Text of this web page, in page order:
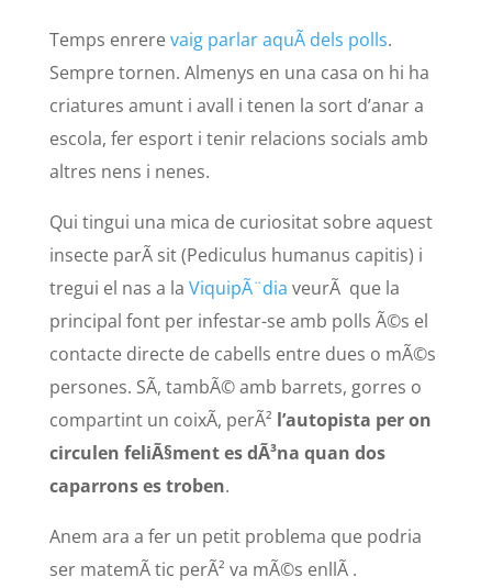
Temps enrerevaig parlar aquÃ­ dels polls.
Sempre tornen. Almenys en una casa on hi ha
criatures amunt i avall i tenen la sort d’anar a
escola, fer esport i tenir relacions socials amb
altres nens i nenes.
Qui tingui una mica de curiositat sobre aquest
insecte parÃ sit (Pediculus humanus capitis) i
tregui el nas a la ViquipÃ¨dia veurÃ que la
principal font per infestar-se amb polls Ã©s el
contacte directe de cabells entre dues o mÃ©s
persones. SÃ­, tambÃ© amb barrets, gorres o
compartint un coixÃ­, perÃ² l’autopista per on
circulen feliÃ§ment es dÃ³na quan dos
caparrons es troben.
Anem ara a fer un petit problema que podria
ser matemÃ tic perÃ² va mÃ©s enllÃ .